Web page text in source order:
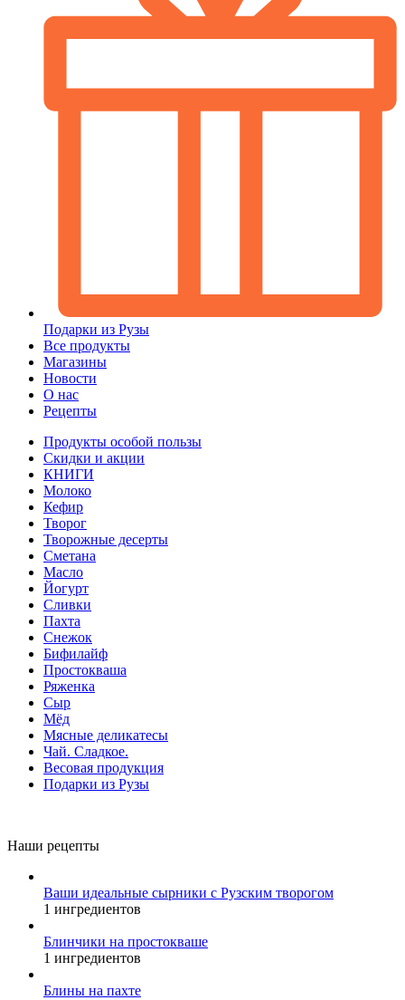
Подарки из Рузы
Все продукты
Магазины
Новости
О нас
Рецепты
Продукты особой пользы
Скидки и акции
КНИГИ
Молоко
Кефир
Творог
Творожные десерты
Сметана
Масло
Йогурт
Сливки
Пахта
Снежок
Бифилайф
Простокваша
Ряженка
Сыр
Мёд
Мясные деликатесы
Чай. Сладкое.
Весовая продукция
Подарки из Рузы
Наши рецепты
Ваши идеальные сырники с Рузским творогом
1 ингредиентов
Блинчики на простокваше
1 ингредиентов
Блины на пахте